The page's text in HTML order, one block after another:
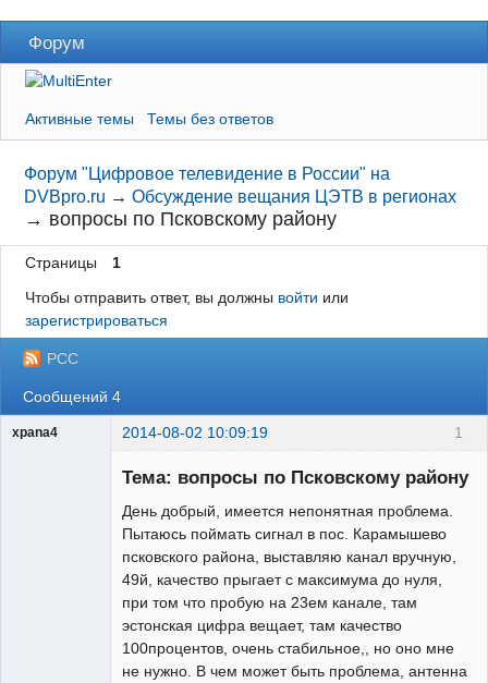
Форум
Активные темы Темы без ответов
Форум "Цифровое телевидение в России" на
DVBpro.ru →Обсуждение вещания ЦЭТВ в регионах
→ вопросы по Псковскому району
Страницы
1
Чтобы отправить ответ, вы должны войти или
зарегистрироваться
РСС
Сообщений 4
1
xpana4 2014-08-02 10:09:19
Тема: вопросы по Псковскому району
День добрый, имеется непонятная проблема.
Пытаюсь поймать сигнал в пос. Карамышево
псковского района, выставляю канал вручную,
49й, качество прыгает с максимума до нуля,
при том что пробую на 23ем канале, там
эстонская цифра вещает, там качество
100процентов, очень стабильное,, но оно мне
не нужно. В чем может быть проблема, антенна